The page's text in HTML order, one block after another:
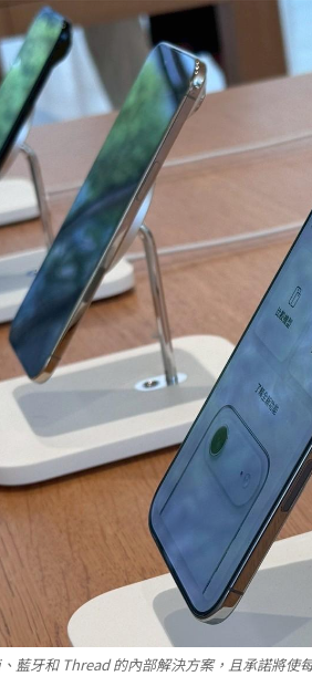
藍牙和 Thread 的內部解決方案，且承諾將使